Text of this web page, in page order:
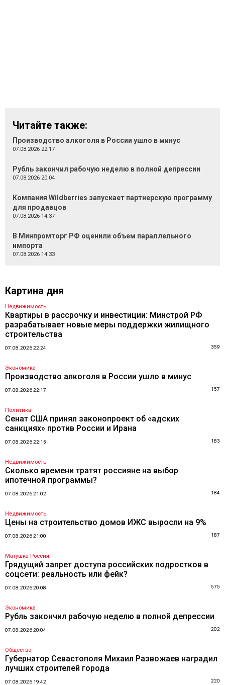
Читайте также:
Производство алкоголя в России ушло в минус
07.08.2026 22:17
Рубль закончил рабочую неделю в полной депрессии
07.08.2026 20:04
Компания Wildberries запускает партнерскую программу
для продавцов
07.08.2026 14:37
В Минпромторг РФ оценили объем параллельного
импорта
07.08.2026 14:33
Картина дня
Недвижимость
Квартиры в рассрочку и инвестиции: Минстрой РФ
разрабатывает новые меры поддержки жилищного
строительства
07.08.2026 22:24 359
Экономика
Производство алкоголя в России ушло в минус
07.08.2026 22:17 157
Политика
Сенат США принял законопроект об «адских
санкциях» против России и Ирана
07.08.2026 22:15 183
Недвижимость
Сколько времени тратят россияне на выбор
ипотечной программы?
07.08.2026 21:02 184
Недвижимость
Цены на строительство домов ИЖС выросли на 9%
07.08.2026 21:00 187
Матушка Россия
Грядущий запрет доступа российских подростков в
соцсети: реальность или фейк?
07.08.2026 20:08 575
Экономика
Рубль закончил рабочую неделю в полной депрессии
07.08.2026 20:04 202
Общество
Губернатор Севастополя Михаил Развожаев наградил
лучших строителей города
07.08.2026 19:42 220